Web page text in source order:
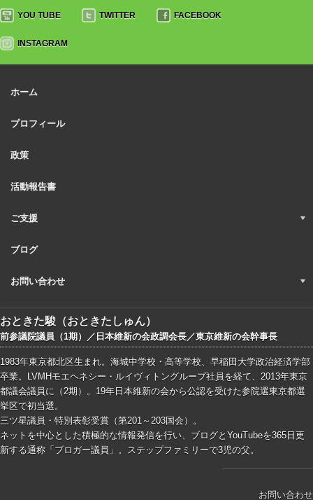
YOU TUBE TWITTER FACEBOOK
INSTAGRAM
ホーム
プロフィール
政策
活動報告書
ご支援
ブログ
お問い合わせ
おときた駿（おときたしゅん）
前参議院議員（1期）／日本維新の会政調会長／東京維新の会幹事長
1983年東京都北区生まれ。海城中学校・高等学校、早稲田大学政治経済学部
卒業。LVMHモエヘネシー・ルイヴィトングループ社員を経て、2013年東京
都議会議員に（2期）。19年日本維新の会から公認を受けた参院選東京都選
挙区で初当選。
三ツ星議員・特別表彰受賞（第201～203国会）。
ネットを中心とした積極的な情報発信を行い、ブログとYouTubeを365日更
新する通称「ブロガー議員」。ステップファミリーで3児の父。
お問い合わせ